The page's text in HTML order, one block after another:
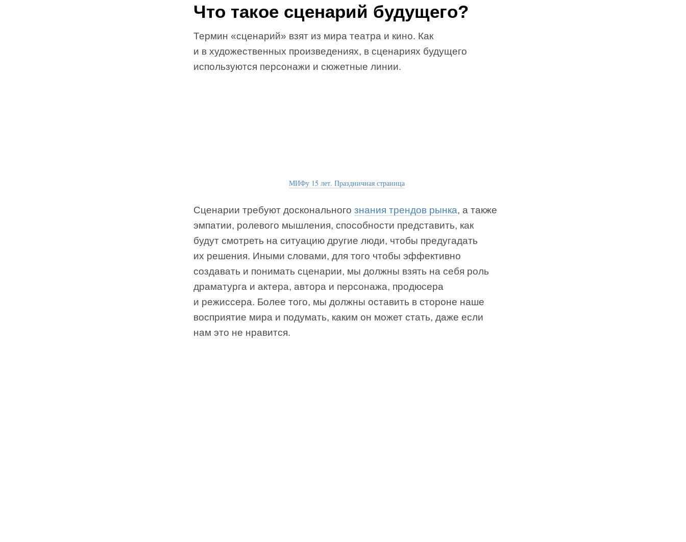
Что такое сценарий будущего?
Термин «сценарий» взят из мира театра и кино. Как
и в художественных произведениях, в сценариях будущего
используются персонажи и сюжетные линии.
МИФу 15 лет. Праздничная страница
Сценарии требуют досконального знания трендов рынка, а также
эмпатии, ролевого мышления, способности представить, как
будут смотреть на ситуацию другие люди, чтобы предугадать
их решения. Иными словами, для того чтобы эффективно
создавать и понимать сценарии, мы должны взять на себя роль
драматурга и актера, автора и персонажа, продюсера
и режиссера. Более того, мы должны оставить в стороне наше
восприятие мира и подумать, каким он может стать, даже если
нам это не нравится.